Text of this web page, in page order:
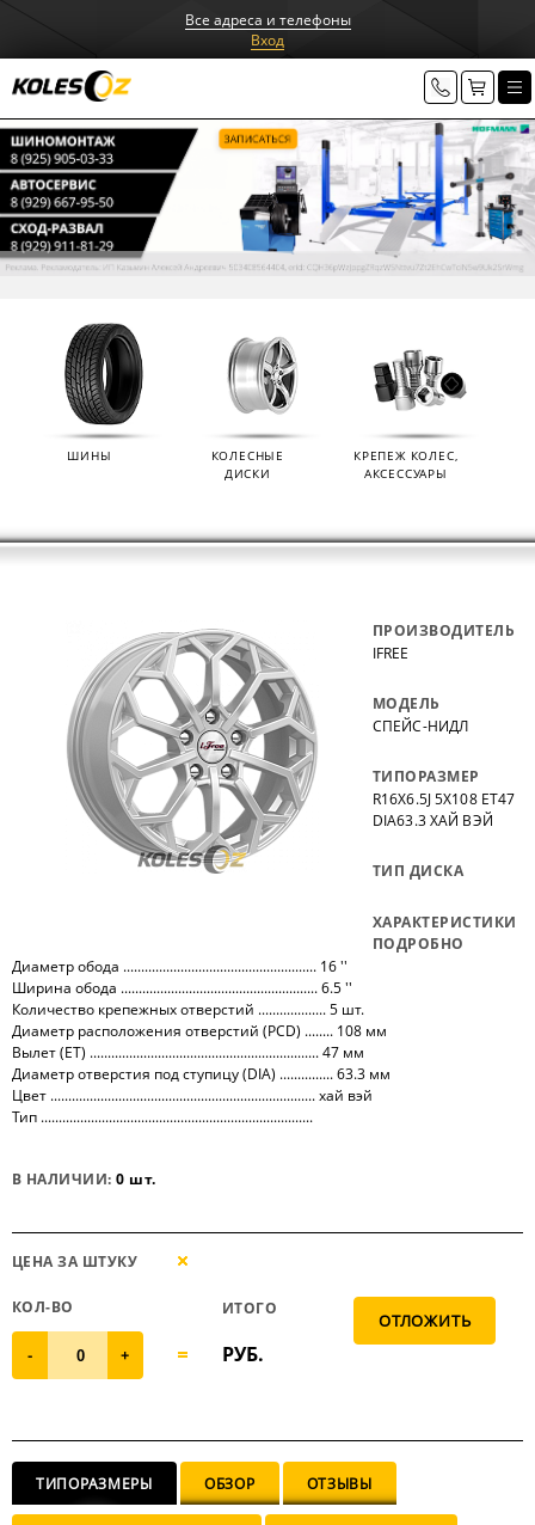
Все адреса и телефоны
Вход
ШИНЫ
КОЛЕСНЫЕ
ДИСКИ
КРЕПЕЖ КОЛЕС,
АКСЕССУАРЫ
ПРОИЗВОДИТЕЛЬ
IFREE
МОДЕЛЬ
СПЕЙС-НИДЛ
ТИПОРАЗМЕР
R16X6.5J 5X108 ET47
DIA63.3 ХАЙ ВЭЙ
ТИП ДИСКА
ХАРАКТЕРИСТИКИ
ПОДРОБНО
Диаметр обода ...................................................... 16 ''
Ширина обода ....................................................... 6.5 ''
Количество крепежных отверстий ................... 5 шт.
Диаметр расположения отверстий (PCD) ........ 108 мм
Вылет (ET) ................................................................ 47 мм
Диаметр отверстия под ступицу (DIA) ............... 63.3 мм
Цвет .......................................................................... хай вэй
Тип ............................................................................
В НАЛИЧИИ:0 шт.
ЦЕНА ЗА ШТУКУ
КОЛ-ВО
- +
ИТОГО
РУБ.
ТИПОРАЗМЕРЫ ОБЗОР ОТЗЫВЫ